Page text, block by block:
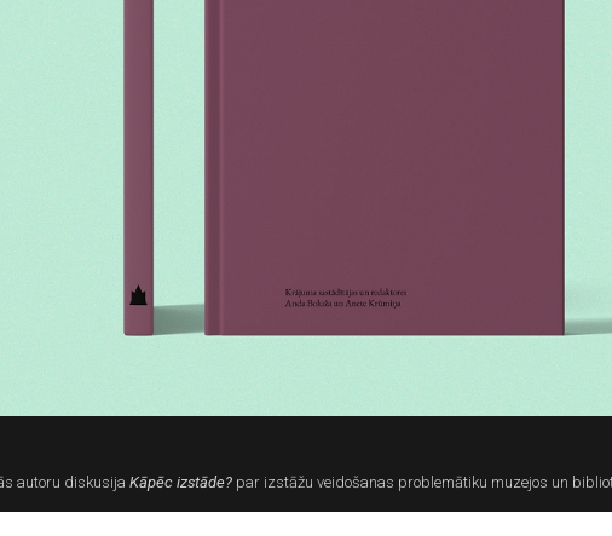
autoru diskusija Kāpēc izstāde? par izstāžu veidošanas problemātiku muzejos un